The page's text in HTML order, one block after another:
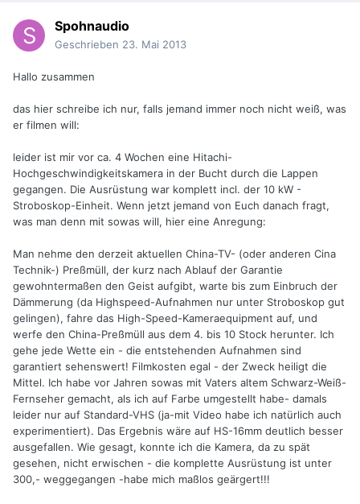
Spohnaudio
Geschrieben 23. Mai 2013
Hallo zusammen
das hier schreibe ich nur, falls jemand immer noch nicht weiß, was
er filmen will:
leider ist mir vor ca. 4 Wochen eine Hitachi-
Hochgeschwindigkeitskamera in der Bucht durch die Lappen
gegangen. Die Ausrüstung war komplett incl. der 10 kW -
Stroboskop-Einheit. Wenn jetzt jemand von Euch danach fragt,
was man denn mit sowas will, hier eine Anregung:
Man nehme den derzeit aktuellen China-TV- (oder anderen Cina
Technik-) Preßmüll, der kurz nach Ablauf der Garantie
gewohntermaßen den Geist aufgibt, warte bis zum Einbruch der
Dämmerung (da Highspeed-Aufnahmen nur unter Stroboskop gut
gelingen), fahre das High-Speed-Kameraequipment auf, und
werfe den China-Preßmüll aus dem 4. bis 10 Stock herunter. Ich
gehe jede Wette ein - die entstehenden Aufnahmen sind
garantiert sehenswert! Filmkosten egal - der Zweck heiligt die
Mittel. Ich habe vor Jahren sowas mit Vaters altem Schwarz-Weiß-
Fernseher gemacht, als ich auf Farbe umgestellt habe- damals
leider nur auf Standard-VHS (ja-mit Video habe ich natürlich auch
experimentiert). Das Ergebnis wäre auf HS-16mm deutlich besser
ausgefallen. Wie gesagt, konnte ich die Kamera, da zu spät
gesehen, nicht erwischen - die komplette Ausrüstung ist unter
300,- weggegangen -habe mich maßlos geärgert!!!